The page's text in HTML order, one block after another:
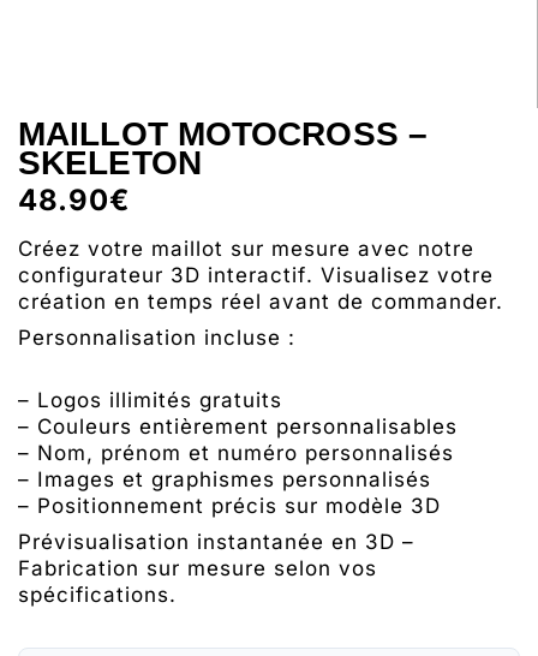
MAILLOT MOTOCROSS –
SKELETON
48.90€
Créez votre maillot sur mesure avec notre
configurateur 3D interactif. Visualisez votre
création en temps réel avant de commander.
Personnalisation incluse :
– Logos illimités gratuits
– Couleurs entièrement personnalisables
– Nom, prénom et numéro personnalisés
– Images et graphismes personnalisés
– Positionnement précis sur modèle 3D
Prévisualisation instantanée en 3D –
Fabrication sur mesure selon vos
spécifications.